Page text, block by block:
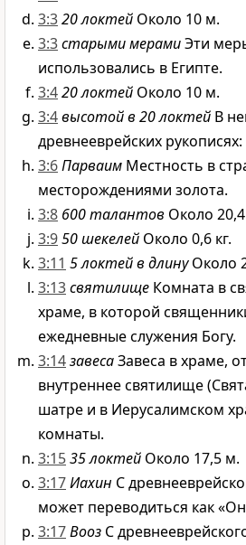
3:320 локтей Около 10 м.
3:3старыми мерамиЭти
использовались в Египте.
3:420 локтей Около 10 м.
3:4высотой в 20 локтей В
древнееврейских рукописях:
3:6Парваим Местность в
месторождениями золота.
3:8 600 талантов Около
3:950 шекелей Около 0,6 кг.
3:11 5 локтей в длинуОколо
3:13святилище Комната в
храме, в которой
ежедневные служения Богу.
3:14завесаЗавеса в храме,
внутреннее святилище
шатре и в Иерусалимском
комнаты.
3:1535 локтей Около 17,5 м.
3:17Иахин С
может переводиться как
3:17Вооз С